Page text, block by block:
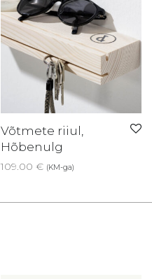
Võtmete riiul,
Hõbenulg
109.00 € (KM-ga)